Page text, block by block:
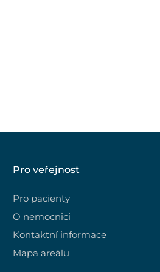
Pro veřejnost
Pro pacienty
O nemocnici
Kontaktní informace
Mapa areálu